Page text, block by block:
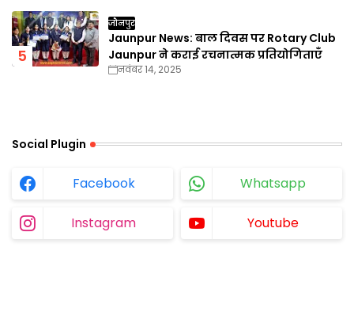
जौनपुर
Jaunpur News: बाल दिवस पर Rotary Club
Jaunpur ने कराई रचनात्मक प्रतियोगिताएँ
नवंबर 14, 2025
Social Plugin
Facebook Whatsapp
Instagram Youtube